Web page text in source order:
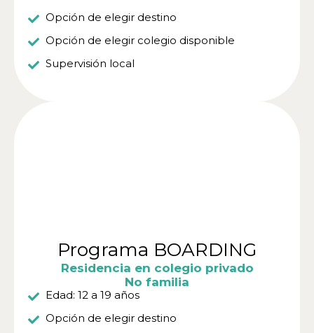
Opción de elegir destino
Opción de elegir colegio disponible
Supervisión local
Programa BOARDING
Residencia en colegio privado
No familia
Edad: 12 a 19 años
Opción de elegir destino